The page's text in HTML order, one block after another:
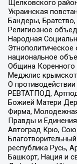
Щелковского
Украинская
Бандеры,
Религиозное
Народная
Этнополитическое
национальное
Община Коренного
Меджлис
О
РЕВТАТПОД,
Божией Матери
Фирма,
Правды и
Автоград Крю,
республика Русь,
Башкорт, Нация и